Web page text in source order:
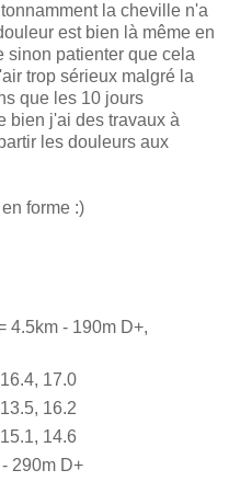
la cheville n'a
est bien là même en
sinon patienter que cela
trop sérieux malgré la
que les 10 jours
bien j'ai des travaux à
les douleurs aux
forme :)
4.5km - 190m D+,
17.0
16.2
14.6
290m D+